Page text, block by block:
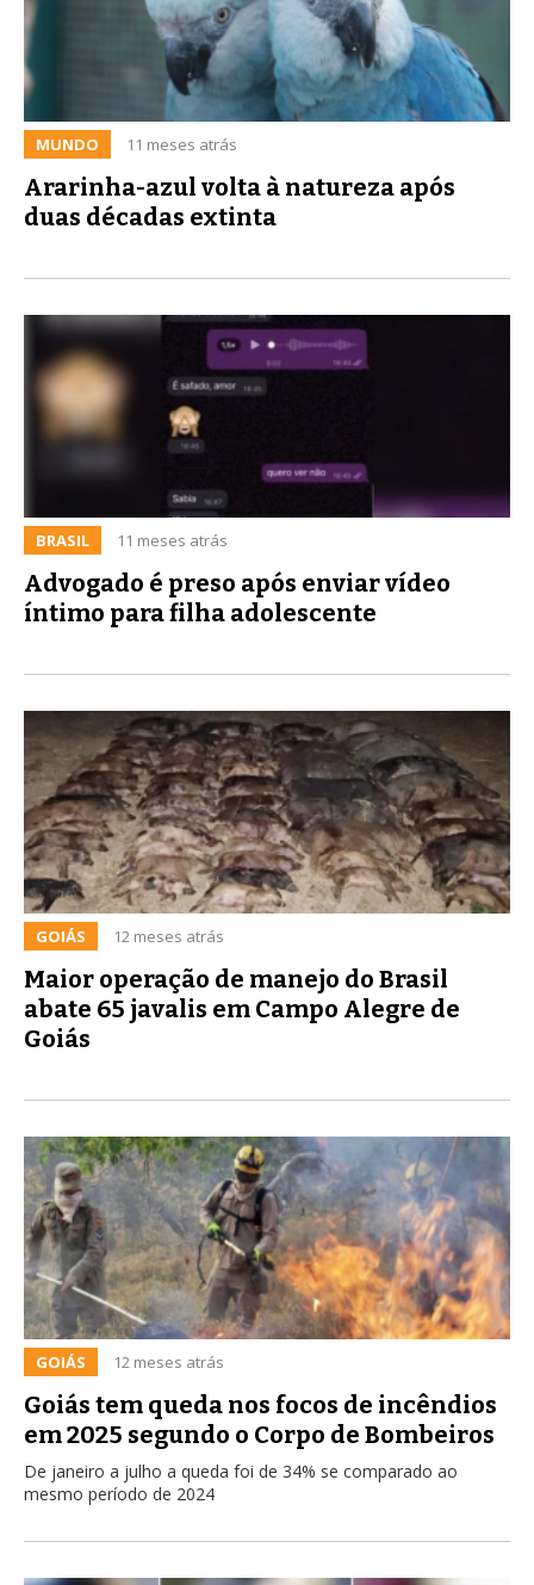
MUNDO 11 meses atrás
Ararinha-azul volta à natureza após
duas décadas extinta
BRASIL 11 meses atrás
Advogado é preso após enviar vídeo
íntimo para filha adolescente
GOIÁS 12 meses atrás
Maior operação de manejo do Brasil
abate 65 javalis em Campo Alegre de
Goiás
GOIÁS 12 meses atrás
Goiás tem queda nos focos de incêndios
em 2025 segundo o Corpo de Bombeiros
De janeiro a julho a queda foi de 34% se comparado ao
mesmo período de 2024